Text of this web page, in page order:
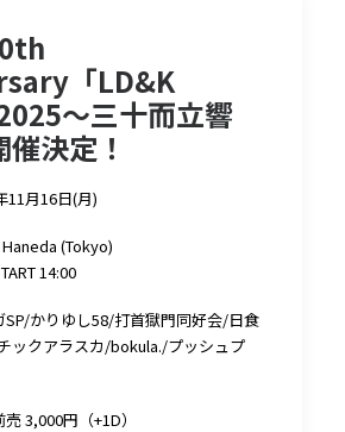
「LD&K
〜三十而立響
決定！
11月16日(月)
(Tokyo)
14:00
かりゆし58/打首獄門同好会/日食
ックアラスカ/bokula./プッシュプ
3,000円（+1D）